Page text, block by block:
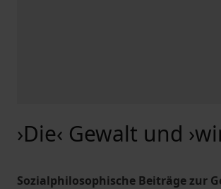
›Die‹ Gewalt und
Sozialphilosophische Beiträge zur